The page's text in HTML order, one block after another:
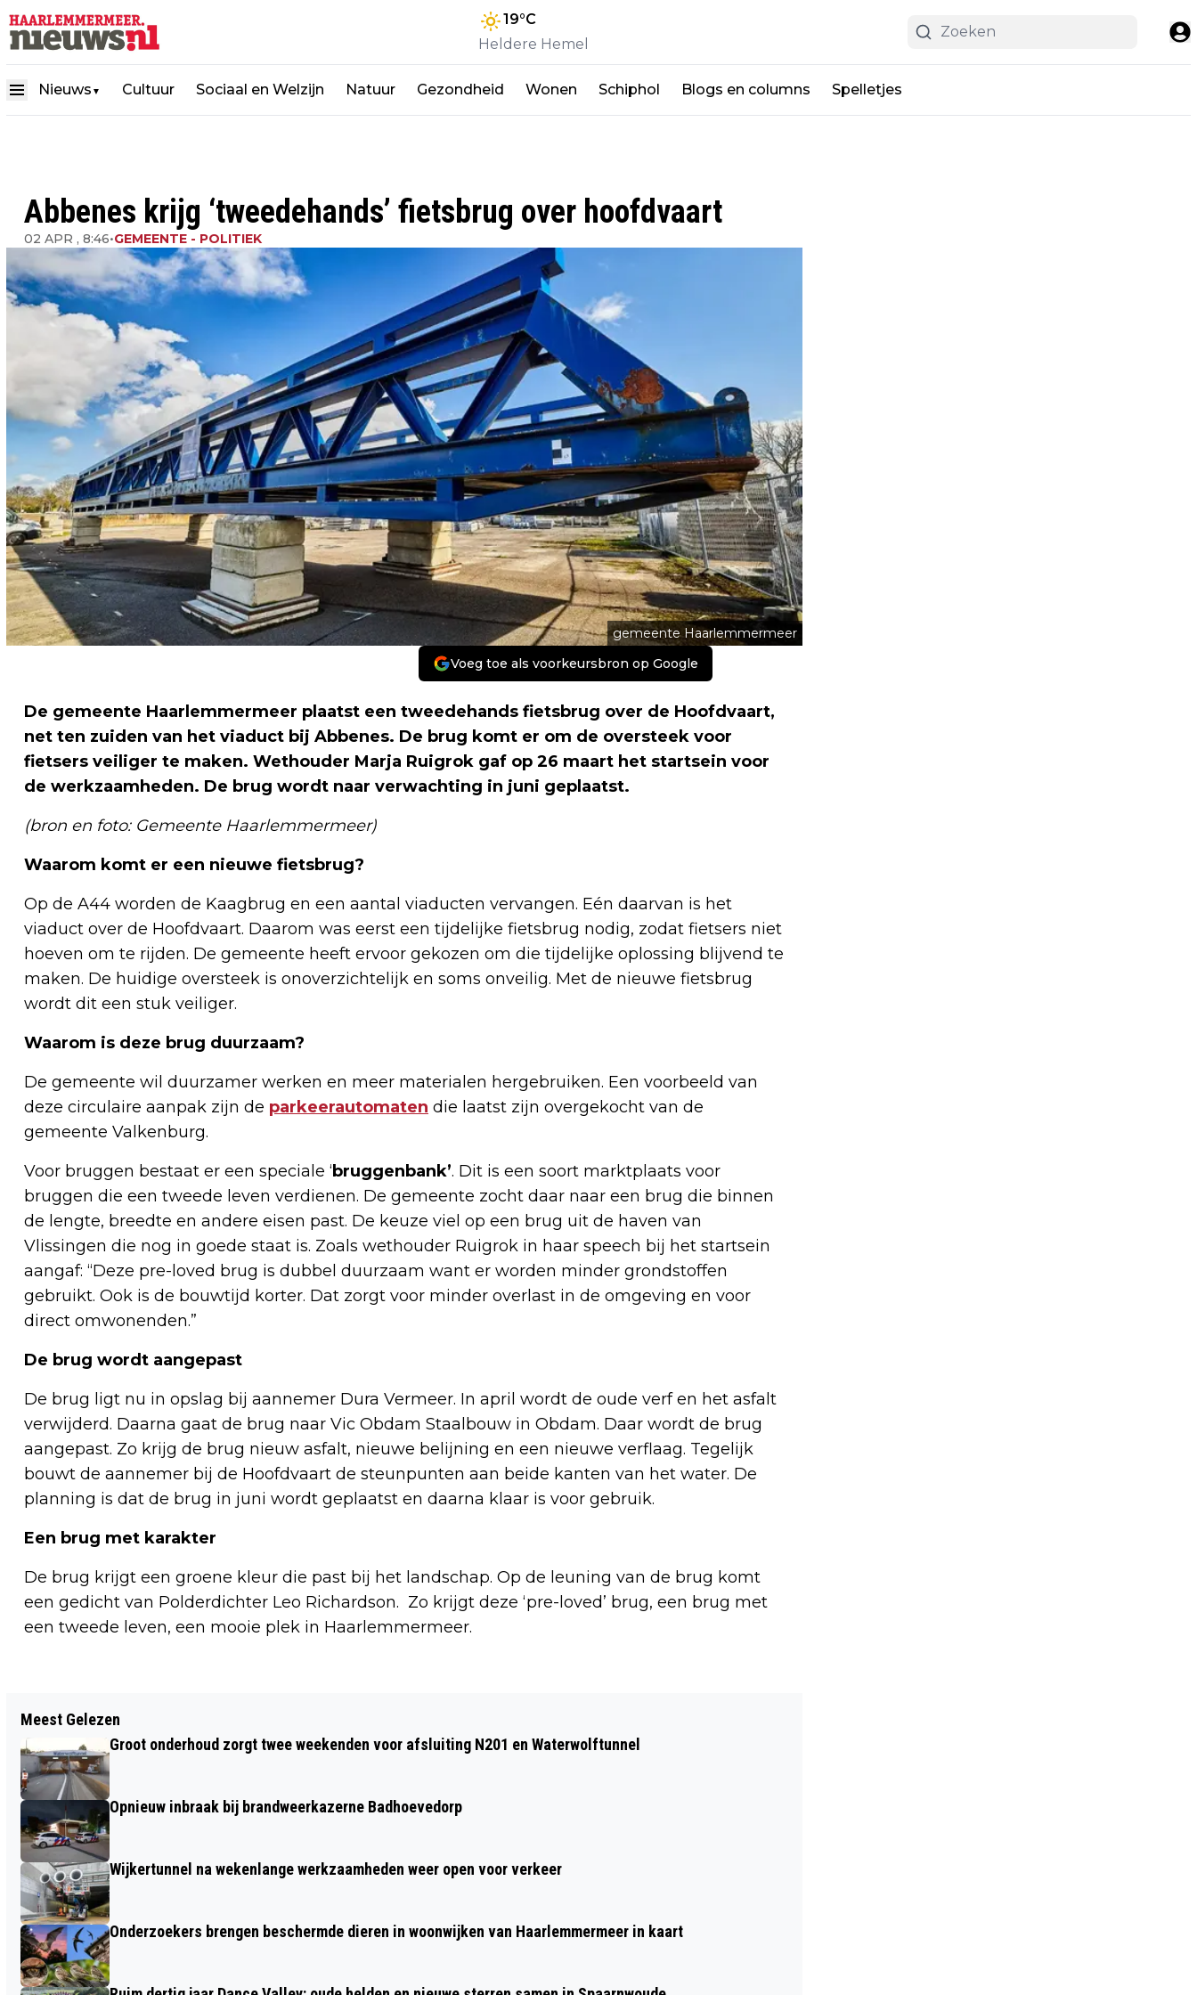
19°C
Heldere Hemel
Nieuws ▼ Cultuur Sociaal en Welzijn Natuur Gezondheid Wonen Schiphol Blogs en columns Spelletjes
Abbenes krijg ‘tweedehands’ fietsbrug over hoofdvaart
02 APR , 8:46•GEMEENTE - POLITIEK
gemeente Haarlemmermeer
Voeg toe als voorkeursbron op Google
De gemeente Haarlemmermeer plaatst een tweedehands fietsbrug over de Hoofdvaart,
net ten zuiden van het viaduct bij Abbenes. De brug komt er om de oversteek voor
fietsers veiliger te maken. Wethouder Marja Ruigrok gaf op 26 maart het startsein voor
de werkzaamheden. De brug wordt naar verwachting in juni geplaatst.
(bron en foto: Gemeente Haarlemmermeer)
Waarom komt er een nieuwe fietsbrug?
Op de A44 worden de Kaagbrug en een aantal viaducten vervangen. Eén daarvan is het
viaduct over de Hoofdvaart. Daarom was eerst een tijdelijke fietsbrug nodig, zodat fietsers niet
hoeven om te rijden. De gemeente heeft ervoor gekozen om die tijdelijke oplossing blijvend te
maken. De huidige oversteek is onoverzichtelijk en soms onveilig. Met de nieuwe fietsbrug
wordt dit een stuk veiliger.
Waarom is deze brug duurzaam?
De gemeente wil duurzamer werken en meer materialen hergebruiken. Een voorbeeld van
deze circulaire aanpak zijn de parkeerautomaten die laatst zijn overgekocht van de
gemeente Valkenburg.
Voor bruggen bestaat er een speciale ‘bruggenbank’. Dit is een soort marktplaats voor
bruggen die een tweede leven verdienen. De gemeente zocht daar naar een brug die binnen
de lengte, breedte en andere eisen past. De keuze viel op een brug uit de haven van
Vlissingen die nog in goede staat is. Zoals wethouder Ruigrok in haar speech bij het startsein
aangaf: “Deze pre-loved brug is dubbel duurzaam want er worden minder grondstoffen
gebruikt. Ook is de bouwtijd korter. Dat zorgt voor minder overlast in de omgeving en voor
direct omwonenden.”
De brug wordt aangepast
De brug ligt nu in opslag bij aannemer Dura Vermeer. In april wordt de oude verf en het asfalt
verwijderd. Daarna gaat de brug naar Vic Obdam Staalbouw in Obdam. Daar wordt de brug
aangepast. Zo krijg de brug nieuw asfalt, nieuwe belijning en een nieuwe verflaag. Tegelijk
bouwt de aannemer bij de Hoofdvaart de steunpunten aan beide kanten van het water. De
planning is dat de brug in juni wordt geplaatst en daarna klaar is voor gebruik.
Een brug met karakter
De brug krijgt een groene kleur die past bij het landschap. Op de leuning van de brug komt
een gedicht van Polderdichter Leo Richardson. Zo krijgt deze ‘pre-loved’ brug, een brug met
een tweede leven, een mooie plek in Haarlemmermeer.
BURGEMEESTER DIEP GESCHOKT DOOR
DOOD VAN VROUW IN NIEUW-VENNEP
WINKELCENTRUM MUIDERBOS, POLITIE
Meest Gelezen
Groot onderhoud zorgt twee weekenden voor afsluiting N201 en Waterwolftunnel
Opnieuw inbraak bij brandweerkazerne Badhoevedorp
Wijkertunnel na wekenlange werkzaamheden weer open voor verkeer
Onderzoekers brengen beschermde dieren in woonwijken van Haarlemmermeer in kaart